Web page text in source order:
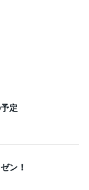
定
ン！